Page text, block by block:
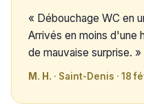
« Débouchage WC en
Arrivés en moins d'une
de mauvaise surprise. »
M. H. · Saint-Denis · 18